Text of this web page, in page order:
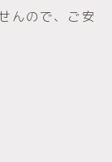
んので、ご安